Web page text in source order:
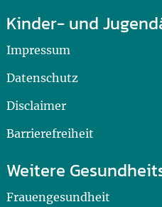
Kinder- und
Impressum
Datenschutz
Disclaimer
Barrierefreiheit
Weitere
Frauengesundheit